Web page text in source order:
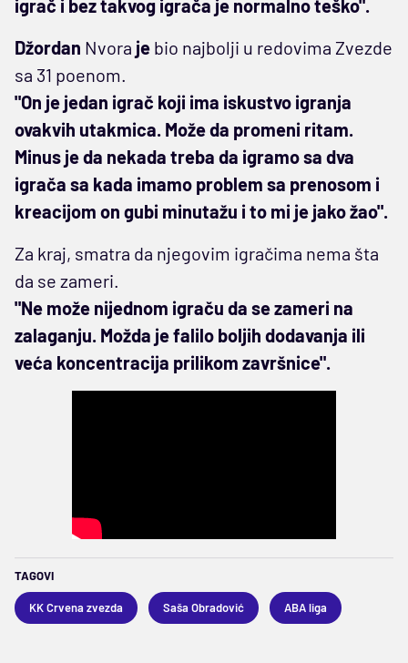
igrač i bez takvog igrača je normalno teško".
Džordan Nvora je bio najbolji u redovima Zvezde
sa 31 poenom.
"On je jedan igrač koji ima iskustvo igranja
ovakvih utakmica. Može da promeni ritam.
Minus je da nekada treba da igramo sa dva
igrača sa kada imamo problem sa prenosom i
kreacijom on gubi minutažu i to mi je jako žao".
Za kraj, smatra da njegovim igračima nema šta
da se zameri.
"Ne može nijednom igraču da se zameri na
zalaganju. Možda je falilo boljih dodavanja ili
veća koncentracija prilikom završnice".
TAGOVI
KK Crvena zvezda Saša Obradović ABA liga